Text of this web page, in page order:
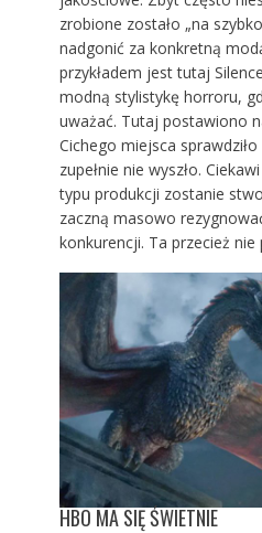
zrobione zostało „na
nadgonić za konkretną
przykładem jest tutaj
modną stylistykę horroru,
uważać. Tutaj postawiono
Cichego miejsca
zupełnie nie wyszło.
typu produkcji zostanie
zaczną masowo
konkurencji. Ta przecież nie
HBO MA SIĘ ŚWIETNIE